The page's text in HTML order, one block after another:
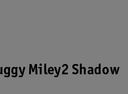
Miley2 Shadow